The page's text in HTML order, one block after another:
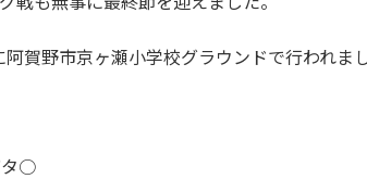
賀野市京ヶ瀬小学校グラウンドで行われまし
タ○